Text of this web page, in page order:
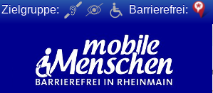
Zielgruppe: Barrierefrei: